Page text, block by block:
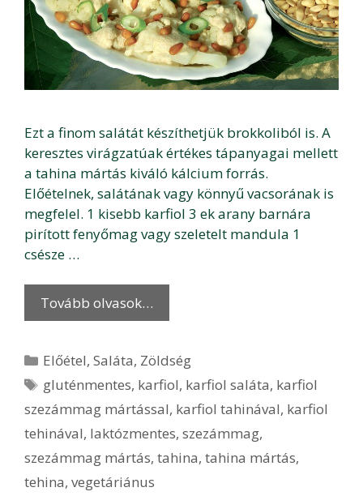
Ezt a finom salátát készíthetjük brokkoliból is. A
keresztes virágzatúak értékes tápanyagai mellett
a tahina mártás kiváló kálcium forrás.
Előételnek, salátának vagy könnyű vacsorának is
megfelel. 1 kisebb karfiol 3 ek arany barnára
pirított fenyőmag vagy szeletelt mandula 1
csésze …
Tovább olvasok…
Kategória
Előétel,Saláta, Zöldség
Címkék
gluténmentes, karfiol, karfiol saláta, karfiol
szezámmag mártással, karfiol tahinával, karfiol
tehinával, laktózmentes, szezámmag,
szezámmag mártás, tahina, tahina mártás,
tehina, vegetáriánus